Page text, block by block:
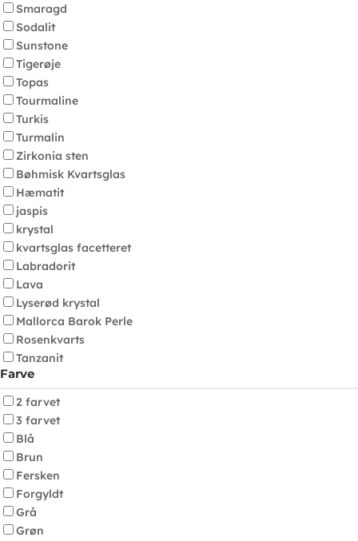
Smaragd
Sodalit
Sunstone
Tigerøje
Topas
Tourmaline
Turkis
Turmalin
Zirkonia sten
Bøhmisk Kvartsglas
Hæmatit
jaspis
krystal
kvartsglas facetteret
Labradorit
Lava
Lyserød krystal
Mallorca Barok Perle
Rosenkvarts
Tanzanit
Farve
2 farvet
3 farvet
Blå
Brun
Fersken
Forgyldt
Grå
Grøn